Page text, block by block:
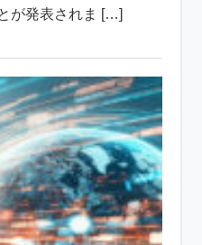
が発表されま […]